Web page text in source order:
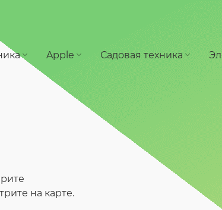
Apple Садовая техника
на карте.